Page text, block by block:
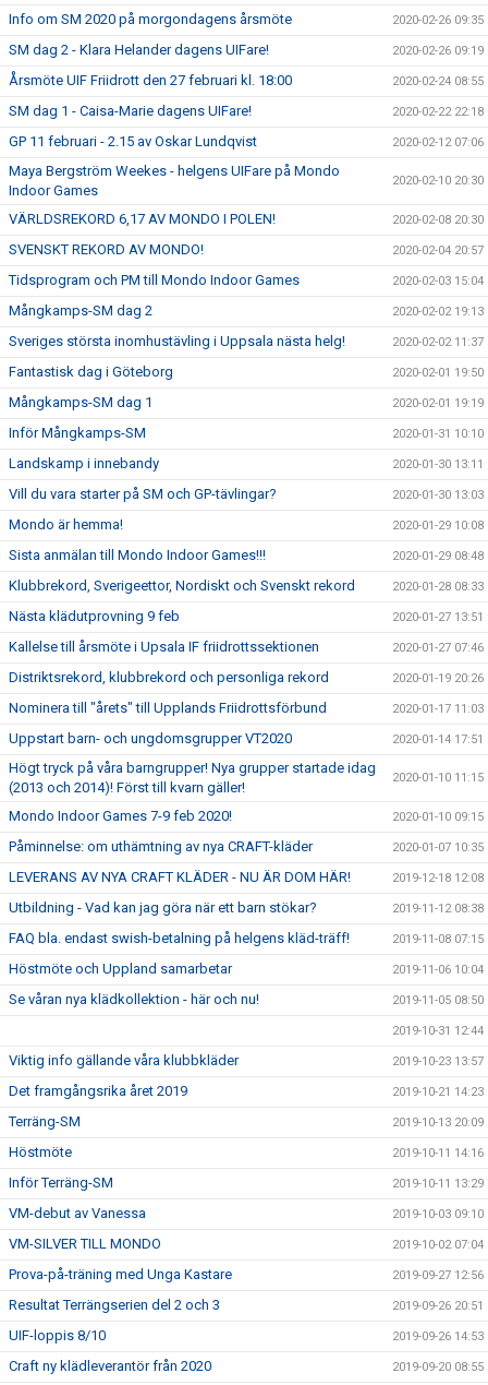
Info om SM 2020 på morgondagens årsmöte 2020-02-26 09:35
SM dag 2 - Klara Helander dagens UIFare! 2020-02-26 09:19
Årsmöte UIF Friidrott den 27 februari kl. 18:00 2020-02-24 08:55
SM dag 1 - Caisa-Marie dagens UIFare! 2020-02-22 22:18
GP 11 februari - 2.15 av Oskar Lundqvist 2020-02-12 07:06
Maya Bergström Weekes - helgens UIFare på Mondo
Indoor Games
2020-02-10 20:30
VÄRLDSREKORD 6,17 AV MONDO I POLEN! 2020-02-08 20:30
SVENSKT REKORD AV MONDO! 2020-02-04 20:57
Tidsprogram och PM till Mondo Indoor Games 2020-02-03 15:04
Mångkamps-SM dag 2 2020-02-02 19:13
Sveriges största inomhustävling i Uppsala nästa helg! 2020-02-02 11:37
Fantastisk dag i Göteborg 2020-02-01 19:50
Mångkamps-SM dag 1 2020-02-01 19:19
Inför Mångkamps-SM 2020-01-31 10:10
Landskamp i innebandy 2020-01-30 13:11
Vill du vara starter på SM och GP-tävlingar? 2020-01-30 13:03
Mondo är hemma! 2020-01-29 10:08
Sista anmälan till Mondo Indoor Games!!! 2020-01-29 08:48
Klubbrekord, Sverigeettor, Nordiskt och Svenskt rekord 2020-01-28 08:33
Nästa klädutprovning 9 feb 2020-01-27 13:51
Kallelse till årsmöte i Upsala IF friidrottssektionen 2020-01-27 07:46
Distriktsrekord, klubbrekord och personliga rekord 2020-01-19 20:26
Nominera till "årets" till Upplands Friidrottsförbund 2020-01-17 11:03
Uppstart barn- och ungdomsgrupper VT2020 2020-01-14 17:51
Högt tryck på våra barngrupper! Nya grupper startade idag
(2013 och 2014)! Först till kvarn gäller!
2020-01-10 11:15
Mondo Indoor Games 7-9 feb 2020! 2020-01-10 09:15
Påminnelse: om uthämtning av nya CRAFT-kläder 2020-01-07 10:35
LEVERANS AV NYA CRAFT KLÄDER - NU ÄR DOM HÄR! 2019-12-18 12:08
Utbildning - Vad kan jag göra när ett barn stökar? 2019-11-12 08:38
FAQ bla. endast swish-betalning på helgens kläd-träff! 2019-11-08 07:15
Höstmöte och Uppland samarbetar 2019-11-06 10:04
Se våran nya klädkollektion - här och nu! 2019-11-05 08:50
2019-10-31 12:44
Viktig info gällande våra klubbkläder 2019-10-23 13:57
Det framgångsrika året 2019 2019-10-21 14:23
Terräng-SM 2019-10-13 20:09
Höstmöte 2019-10-11 14:16
Inför Terräng-SM 2019-10-11 13:29
VM-debut av Vanessa 2019-10-03 09:10
VM-SILVER TILL MONDO 2019-10-02 07:04
Prova-på-träning med Unga Kastare 2019-09-27 12:56
Resultat Terrängserien del 2 och 3 2019-09-26 20:51
UIF-loppis 8/10 2019-09-26 14:53
Craft ny klädleverantör från 2020 2019-09-20 08:55